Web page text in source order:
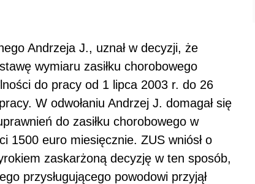
Andrzeja J., uznał w decyzji, że
wymiaru zasiłku chorobowego
do pracy od 1 lipca 2003 r. do 26
W odwołaniu Andrzej J. domagał się
do zasiłku chorobowego w
1500 euro miesięcznie. ZUS wniósł o
zaskarżoną decyzję w ten sposób,
przysługującego powodowi przyjął